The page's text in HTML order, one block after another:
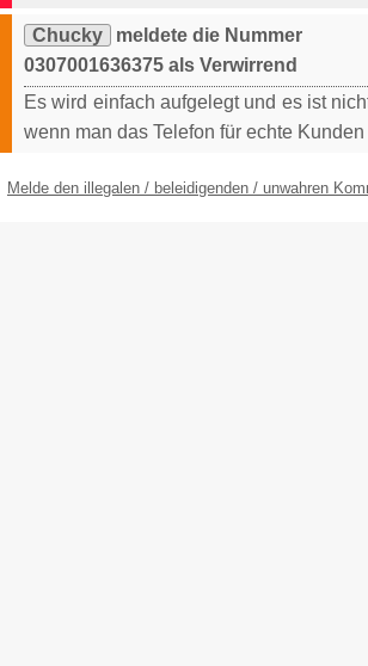
Chucky
meldete die Nummer
0307001636375 als Verwirrend
Es wird einfach aufgelegt und es ist
wenn man das Telefon für echte
Melde den illegalen / beleidigenden / unwahren